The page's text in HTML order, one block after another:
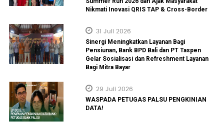
Nikmati Inovasi QRIS TAP & Cross-Border
31 Juli 2026
Sinergi Meningkatkan Layanan Bagi
Pensiunan, Bank BPD Bali dan PT Taspen
Gelar Sosialisasi dan Refreshment Layanan
Bagi Mitra Bayar
29 Juli 2026
WASPADA PETUGAS PALSU PENGKINIAN
DATA!